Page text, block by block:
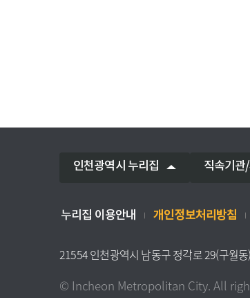
인천광역시 누리집 직속기관
누리집 이용안내 개인정보처리방침
21554 인천광역시 남동구 정각로 29(구월동
© Incheon Metropolitan City. All